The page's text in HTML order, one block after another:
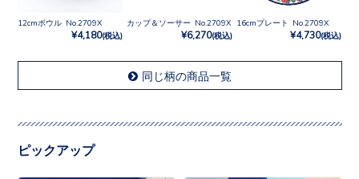
12cmボウル No.2709X
¥4,180(税込)
カップ＆ソーサー No.2709X
¥6,270(税込)
16cmプレート No.2709X
¥4,730(税込)
同じ柄の商品一覧
ピックアップ